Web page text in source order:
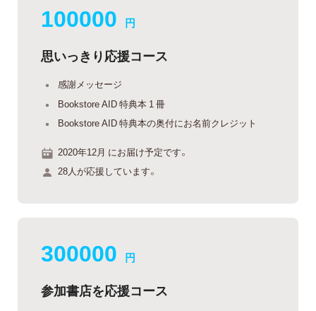
100000 円
思いっきり応援コース
感謝メッセージ
Bookstore AID 特典本 1 冊
Bookstore AID 特典本の奥付にお名前クレジット
2020年12月 にお届け予定です。
28人が応援しています。
300000 円
参加書店を応援コース